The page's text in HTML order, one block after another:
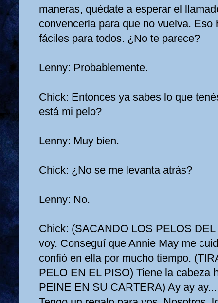
maneras, quédate a esperar el
convencerla para que no vuelva. Eso
fáciles para todos. ¿No te parece?
Lenny: Probablemente.
Chick: Entonces ya sabes lo que
está mi pelo?
Lenny: Muy bien.
Chick: ¿No se me levanta atrás?
Lenny: No.
Chick: (SACANDO LOS PELOS
voy. Conseguí que Annie May me
confió en ella por mucho tiempo.
PELO EN EL PISO) Tiene la cabeza
PEINE EN SU CARTERA) Ay ay